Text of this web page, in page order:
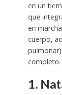
en un
que
en
cuerpo,
completo.
1.